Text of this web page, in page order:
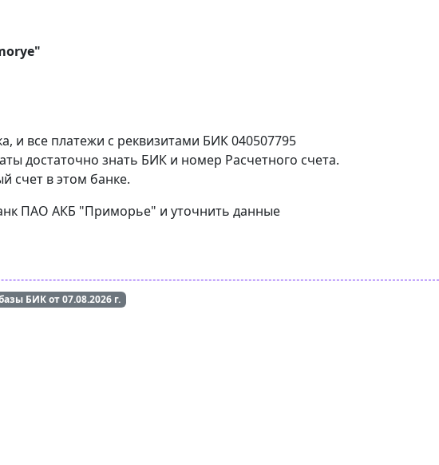
и все платежи с реквизитами БИК 040507795
достаточно знать БИК и номер Расчетного счета.
счет в этом банке.
ПАО АКБ "Приморье" и уточнить данные
БИК от07.08.2026г.